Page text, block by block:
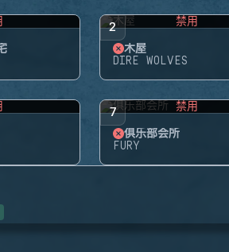
2 禁用
木屋
DIRE WOLVES
7 禁用
俱乐部会所
FURY